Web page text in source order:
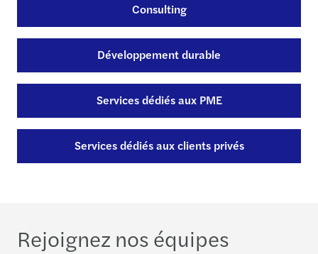
Consulting
Développement durable
Services dédiés aux PME
Services dédiés aux clients privés
Rejoignez nos équipes